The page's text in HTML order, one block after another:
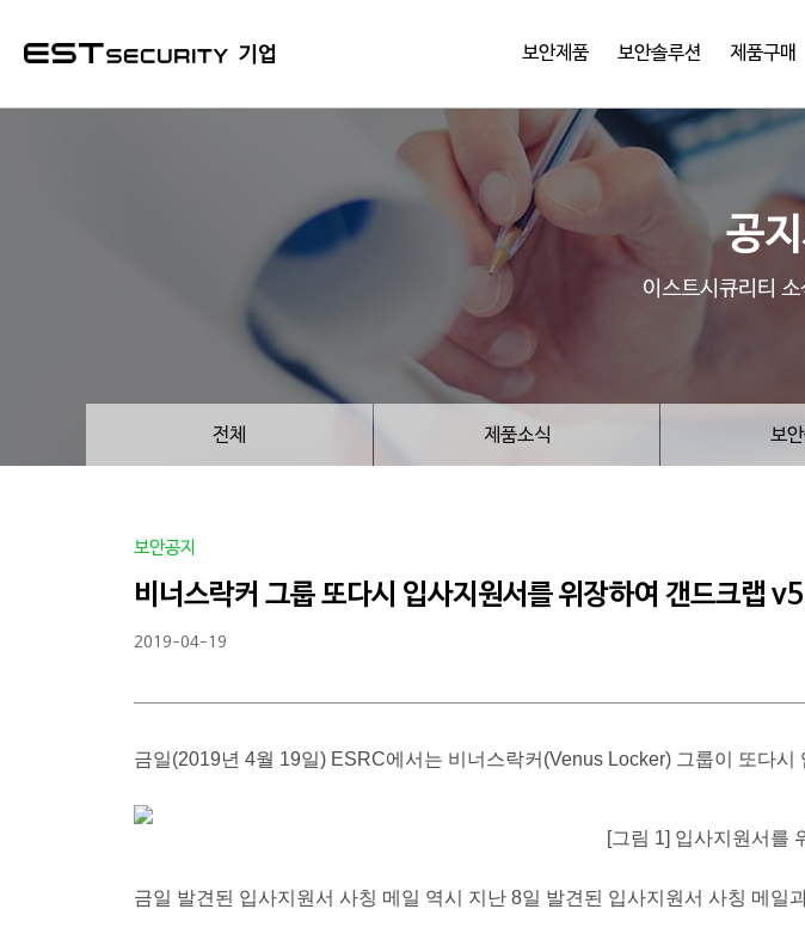
기업 보안제품 보안솔루션 제품구매
공
이스트시큐리티
전체 제품소식 보
비너스락커 그룹 또다시 입사지원서를 위장하여 갠드크랩
보안공지
2019-04-19
금일(2019년 4월 19일) ESRC에서는 비너스락커(Venus Locker) 그룹이 또다
[그림 1] 입사지원서를
금일 발견된 입사지원서 사칭 메일 역시 지난 8일 발견된 입사지원서 사칭 메